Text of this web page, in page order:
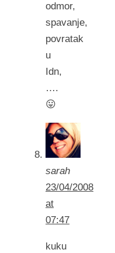
odmor,
spavanje,
povratak
u
Idn,
….
😛
sarah
23/04/2008
at
07:47
kuku